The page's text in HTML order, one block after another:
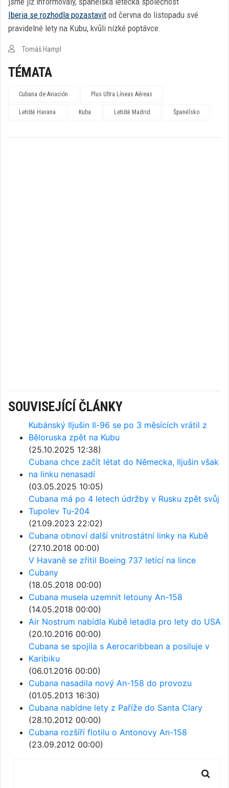
Iberia se rozhodla pozastavit od června do listopadu své
pravidelné lety na Kubu, kvůli nízké poptávce.
Tomáš Hampl
TÉMATA
Cubana de Aviación Plus Ultra Líneas Aéreas
Letiště Havana Kuba Letiště Madrid Španělsko
SOUVISEJÍCÍ ČLÁNKY
Kubánský Iljušin Il-96 se po 3 měsících vrátil z
Běloruska zpět na Kubu
(25.10.2025 12:38)
Cubana chce začít létat do Německa, Iljušin však
na linku nenasadí
(03.05.2025 10:05)
Cubana má po 4 letech údržby v Rusku zpět svůj
Tupolev Tu-204
(21.09.2023 22:02)
Cubana obnoví další vnitrostátní linky na Kubě
(27.10.2018 00:00)
V Havaně se zřítil Boeing 737 letící na lince
Cubany
(18.05.2018 00:00)
Cubana musela uzemnit letouny An-158
(14.05.2018 00:00)
Air Nostrum nabídla Kubě letadla pro lety do USA
(20.10.2016 00:00)
Cubana se spojila s Aerocaribbean a posiluje v
Karibiku
(06.01.2016 00:00)
Cubana nasadila nový An-158 do provozu
(01.05.2013 16:30)
Cubana nabídne lety z Paříže do Santa Clary
(28.10.2012 00:00)
Cubana rozšíří flotilu o Antonovy An-158
(23.09.2012 00:00)